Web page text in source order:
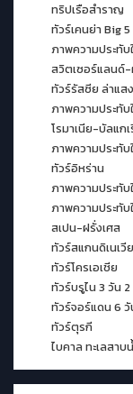
ทริปเรือสำราญ
ทัวร์เคนย่า Big 5
ภาพความประทั
สวิตเซอร์แลนด์-
ทัวร์รัสซีย ล่าแส
ภาพความประทั
โรมาเนีย-บัลแก
ภาพความประทับ
ทัวร์อิหร่าน
ภาพความประทั
ภาพความประทับ
สเปน-ฝรั่งเศส
ทัวร์สแกนดิเนเวีย
ทัวร์โครเอเชีย
ทัวร์บรูไน 3 วัน
ทัวร์จอร์แดน 6 วั
ทัวร์ตุรกี
ไบคาล ทะเลสาบ